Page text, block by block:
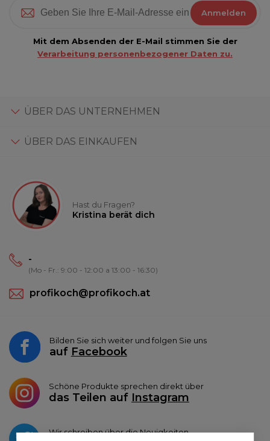
Anmelden
Mit dem Absenden der E-Mail stimmen Sie der
Verarbeitung personenbezogener Daten zu.
ÜBER DAS UNTERNEHMEN
ÜBER DAS EINKAUFEN
Hast du Fragen?
Kristina berät dich
-
(Mo - Fr.: 9:00 - 12:00 a 13:00 - 16:30)
profikoch@profikoch.at
Bilden Sie sich weiter und folgen Sie uns
auf Facebook
Schöne Produkte sprechen direkt über
das Teilen auf Instagram
Wir schreiben über die Neuigkeiten